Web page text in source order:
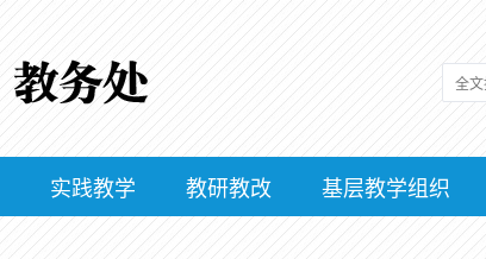
实践教学 教研教改 基层教学组织